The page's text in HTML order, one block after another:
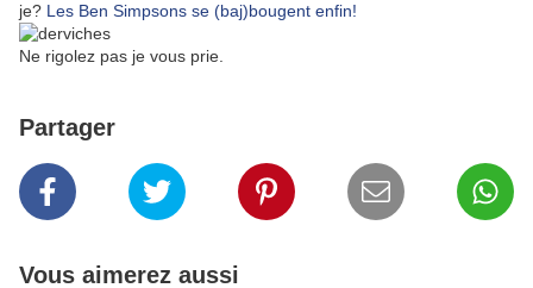
je? Les Ben Simpsons se (baj)bougent enfin!
Ne rigolez pas je vous prie.
Partager
Vous aimerez aussi